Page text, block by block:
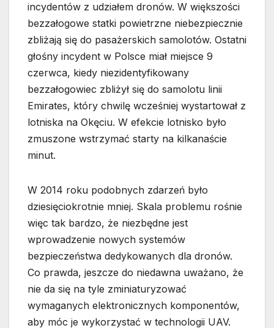
incydentów z udziałem dronów. W większości
bezzałogowe statki powietrzne niebezpiecznie
zbliżają się do pasażerskich samolotów. Ostatni
głośny incydent w Polsce miał miejsce 9
czerwca, kiedy niezidentyfikowany
bezzałogowiec zbliżył się do samolotu linii
Emirates, który chwilę wcześniej wystartował z
lotniska na Okęciu. W efekcie lotnisko było
zmuszone wstrzymać starty na kilkanaście
minut.
W 2014 roku podobnych zdarzeń było
dziesięciokrotnie mniej. Skala problemu rośnie
więc tak bardzo, że niezbędne jest
wprowadzenie nowych systemów
bezpieczeństwa dedykowanych dla dronów.
Co prawda, jeszcze do niedawna uważano, że
nie da się na tyle zminiaturyzować
wymaganych elektronicznych komponentów,
aby móc je wykorzystać w technologii UAV.